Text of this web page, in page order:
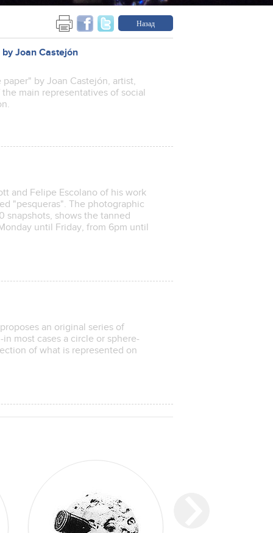
Назад
Joan Castejón
by Joan Castejón, artist,
main representatives of social
and Felipe Escolano of his work
"pesqueras". The photographic
snapshots, shows the tanned
until Friday, from 6pm until
an original series of
most cases a circle or sphere-
of what is represented on